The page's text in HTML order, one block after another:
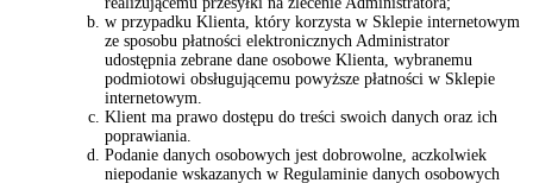
w przypadku Klienta, który korzysta w Sklepie internetowym
ze sposobu płatności elektronicznych Administrator
udostępnia zebrane dane osobowe Klienta, wybranemu
podmiotowi obsługującemu powyższe płatności w Sklepie
internetowym.
Klient ma prawo dostępu do treści swoich danych oraz ich
poprawiania.
Podanie danych osobowych jest dobrowolne, aczkolwiek
niepodanie wskazanych w Regulaminie danych osobowych